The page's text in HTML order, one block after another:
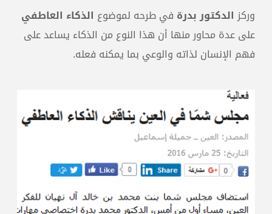
وركز الدكتور بدرة في طرحه لموضوع الذكاء العاطفي
على عدة محاور منها أن هذا النوع من الذكاء يساعد على
فهم الإنسان لذاته والوعي بما يمكنه فعله.